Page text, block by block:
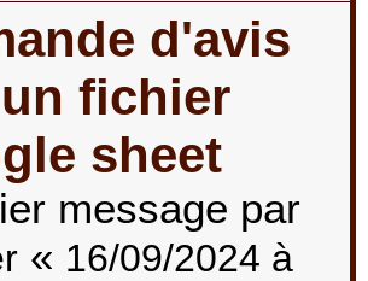
d'avis
fichier
sheet
message par
« 16/09/2024 à